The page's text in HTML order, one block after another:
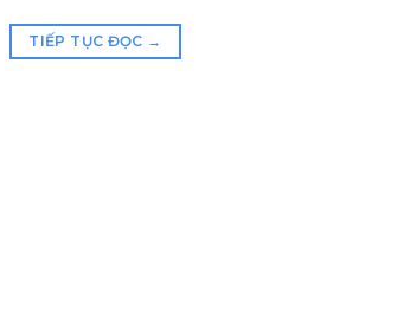
TIẾP TỤC ĐỌC →